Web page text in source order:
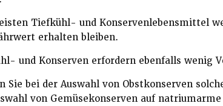
Tiefkühl- und Konservenlebensmittel
erhalten bleiben.
und Konserven erfordern ebenfalls wenig
Sie bei der Auswahl von Obstkonserven
von Gemüsekonserven auf